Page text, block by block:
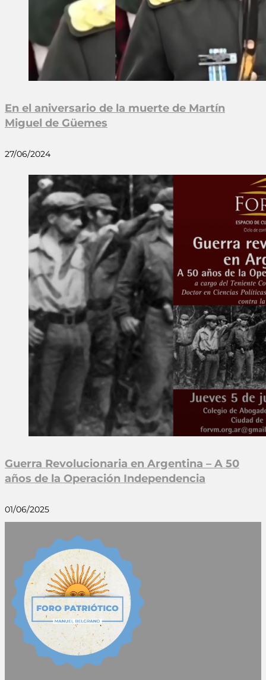
En el aniversario de la muerte de Martín
Miguel de Güemes
27/06/2024
Guerra Revolucionaria en Argentina – A 50
años de la Operación Independencia
01/06/2025